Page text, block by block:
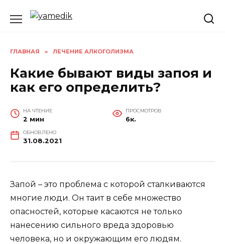
ГЛАВНАЯ » ЛЕЧЕНИЕ АЛКОГОЛИЗМА
Какие бывают виды запоя и
как его определить?
НА ЧТЕНИЕ
2 мин
ПРОСМОТРОВ
6к.
ОБНОВЛЕНО
31.08.2021
Запой – это проблема с которой сталкиваются
многие люди. Он таит в себе множество
опасностей, которые касаются не только
нанесению сильного вреда здоровью
человека, но и окружающим его людям.